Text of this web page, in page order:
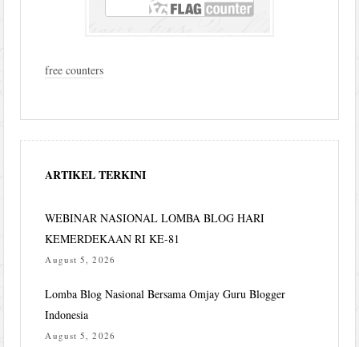
free counters
ARTIKEL TERKINI
WEBINAR NASIONAL LOMBA BLOG HARI
KEMERDEKAAN RI KE-81
August 5, 2026
Lomba Blog Nasional Bersama Omjay Guru Blogger
Indonesia
August 5, 2026